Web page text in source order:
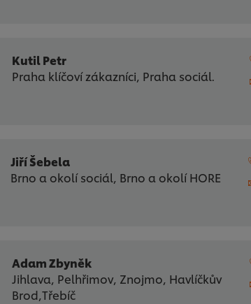
Kutil Petr
Praha klíčoví zákazníci, Praha sociál.
Jiří Šebela
Brno a okolí sociál, Brno a okolí HORE
Adam Zbyněk
Jihlava, Pelhřimov, Znojmo, Havlíčkův
Brod,Třebíč